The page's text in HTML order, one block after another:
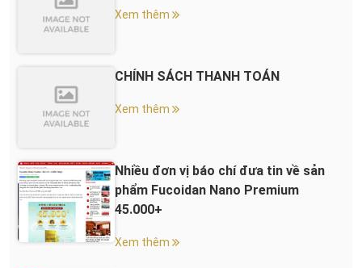
Xem thêm
CHÍNH SÁCH THANH TOÁN
Xem thêm
Nhiều đơn vị báo chí đưa tin về sản
phẩm Fucoidan Nano Premium
45.000+
Xem thêm